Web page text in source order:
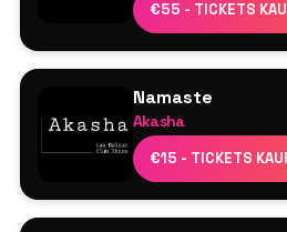
€55 - TICKETS
Halo
Delafino B2B Jose
Namaste
Akasha
€15 - TICKETS
Line-up wird noch